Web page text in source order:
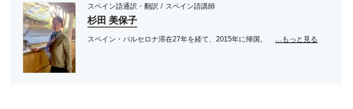
スペイン語通訳・翻訳 / スペイン語講師
杉田 美保子
スペイン・バルセロナ滞在27年を経て、2015年に帰国。 ...もっと見る